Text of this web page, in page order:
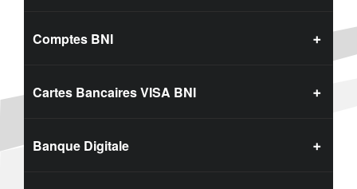
Comptes BNI
Cartes Bancaires VISA BNI
Banque Digitale